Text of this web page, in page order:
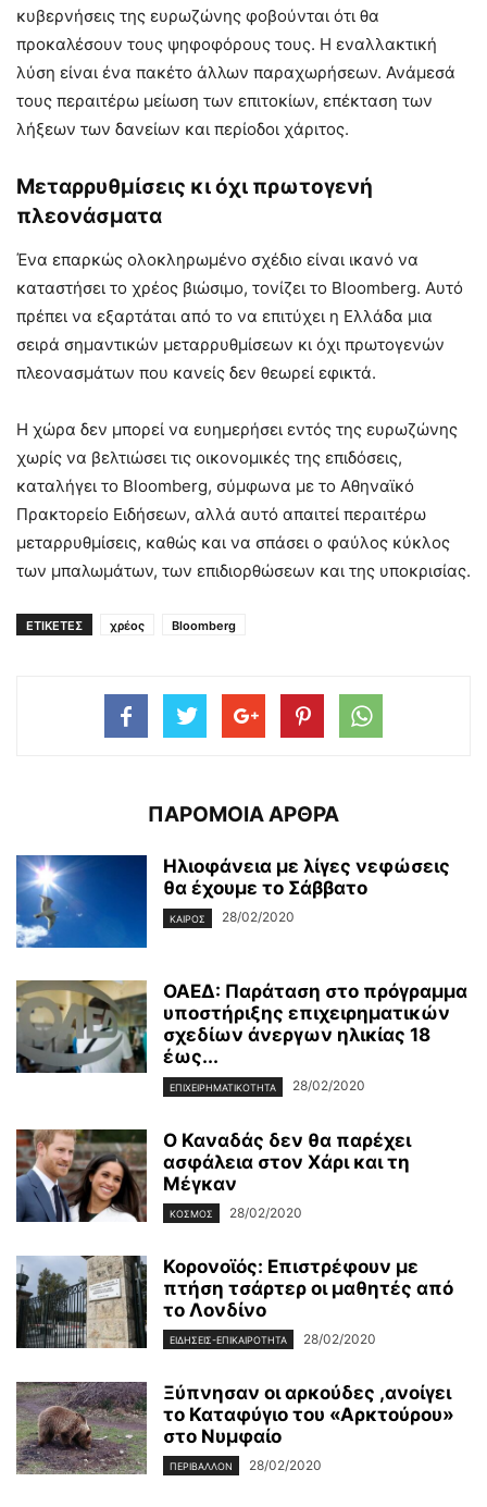
κυβερνήσεις της ευρωζώνης φοβούνται ότι θα
προκαλέσουν τους ψηφοφόρους τους. Η εναλλακτική
λύση είναι ένα πακέτο άλλων παραχωρήσεων. Ανάμεσά
τους περαιτέρω μείωση των επιτοκίων, επέκταση των
λήξεων των δανείων και περίοδοι χάριτος.
Μεταρρυθμίσεις κι όχι πρωτογενή
πλεονάσματα
Ένα επαρκώς ολοκληρωμένο σχέδιο είναι ικανό να
καταστήσει το χρέος βιώσιμο, τονίζει το Bloomberg. Αυτό
πρέπει να εξαρτάται από το να επιτύχει η Ελλάδα μια
σειρά σημαντικών μεταρρυθμίσεων κι όχι πρωτογενών
πλεονασμάτων που κανείς δεν θεωρεί εφικτά.
Η χώρα δεν μπορεί να ευημερήσει εντός της ευρωζώνης
χωρίς να βελτιώσει τις οικονομικές της επιδόσεις,
καταλήγει το Bloomberg, σύμφωνα με το Αθηναϊκό
Πρακτορείο Ειδήσεων, αλλά αυτό απαιτεί περαιτέρω
μεταρρυθμίσεις, καθώς και να σπάσει ο φαύλος κύκλος
των μπαλωμάτων, των επιδιορθώσεων και της υποκρισίας.
ΕΤΙΚΕΤΕΣ χρέος Bloomberg
ΠΑΡΟΜΟΙΑ ΑΡΘΡΑ
Ηλιοφάνεια με λίγες νεφώσεις
θα έχουμε το Σάββατο
ΚΑΙΡΌΣ 28/02/2020
ΟΑΕΔ: Παράταση στο πρόγραμμα
υποστήριξης επιχειρηματικών
σχεδίων άνεργων ηλικίας 18
έως...
ΕΠΙΧΕΙΡΗΜΑΤΙΚΌΤΗΤΑ 28/02/2020
Ο Καναδάς δεν θα παρέχει
ασφάλεια στον Χάρι και τη
Μέγκαν
ΚΌΣΜΟΣ 28/02/2020
Κορονοϊός: Επιστρέφουν με
πτήση τσάρτερ οι μαθητές από
το Λονδίνο
ΕΙΔΉΣΕΙΣ-ΕΠΙΚΑΙΡΌΤΗΤΑ 28/02/2020
Ξύπνησαν οι αρκούδες ,ανοίγει
το Καταφύγιο του «Αρκτούρου»
στο Νυμφαίο
ΠΕΡΙΒΆΛΛΟΝ 28/02/2020